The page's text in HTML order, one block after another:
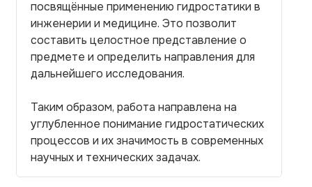
посвящённые применению гидростатики в
инженерии и медицине. Это позволит
составить целостное представление о
предмете и определить направления для
дальнейшего исследования.
Таким образом, работа направлена на
углубленное понимание гидростатических
процессов и их значимость в современных
научных и технических задачах.